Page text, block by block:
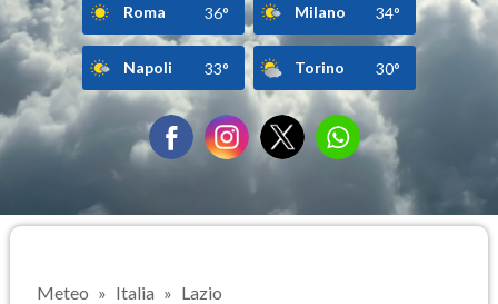
Roma 36° Milano 34°
Napoli 33° Torino 30°
Meteo Italia Lazio